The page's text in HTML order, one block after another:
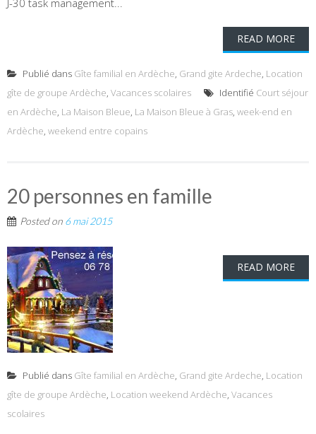
J-30 task management...
READ MORE
Publié dans Gîte familial en Ardèche, Grand gite Ardeche, Location
gîte de groupe Ardèche, Vacances scolaires Identifié Court séjour
en Ardèche, La Maison Bleue, La Maison Bleue à Gras, week-end en
Ardèche, weekend entre copains
20 personnes en famille
Posted on 6 mai 2015
READ MORE
Publié dans Gîte familial en Ardèche, Grand gite Ardeche, Location
gîte de groupe Ardèche, Location weekend Ardèche, Vacances
scolaires